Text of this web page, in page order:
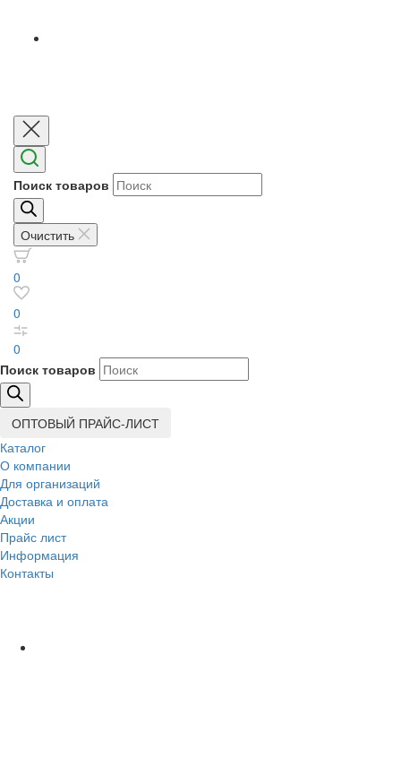
Поиск товаров
Очистить
0
0
0
Поиск товаров
ОПТОВЫЙ ПРАЙС-ЛИСТ
Каталог
О компании
Для организаций
Доставка и оплата
Акции
Прайс лист
Информация
Контакты